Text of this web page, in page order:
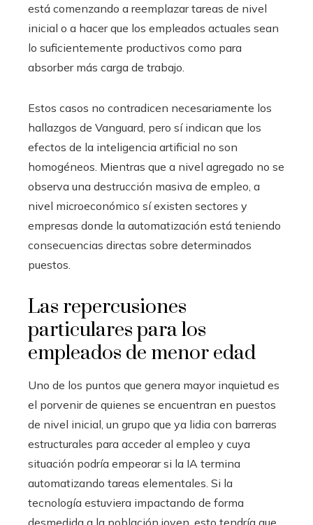
está comenzando a reemplazar tareas de nivel
inicial o a hacer que los empleados actuales sean
lo suficientemente productivos como para
absorber más carga de trabajo.
Estos casos no contradicen necesariamente los
hallazgos de Vanguard, pero sí indican que los
efectos de la inteligencia artificial no son
homogéneos. Mientras que a nivel agregado no se
observa una destrucción masiva de empleo, a
nivel microeconómico sí existen sectores y
empresas donde la automatización está teniendo
consecuencias directas sobre determinados
puestos.
Las repercusiones
particulares para los
empleados de menor edad
Uno de los puntos que genera mayor inquietud es
el porvenir de quienes se encuentran en puestos
de nivel inicial, un grupo que ya lidia con barreras
estructurales para acceder al empleo y cuya
situación podría empeorar si la IA termina
automatizando tareas elementales. Si la
tecnología estuviera impactando de forma
desmedida a la población joven, esto tendría que